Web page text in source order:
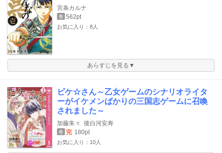
宮条カルナ
巻 562pt
お気に入り：8人
あらすじを見る▼
ビケ☆さん～乙女ゲームのシナリオライタ
ーがイケメンばかりの三国志ゲームに召喚
されました～
加藤朱々 後白河安寿
巻 完 180pt
お気に入り：10人